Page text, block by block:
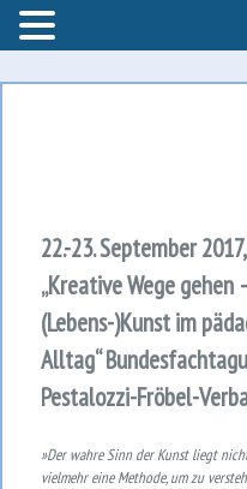
22.-23. September
„Kreative Wege gehen
(Lebens-)Kunst im
Alltag“
Pestalozzi-Fröbel-
»Der wahre Sinn der Kunst liegt
vielmehr eine Methode, um zu